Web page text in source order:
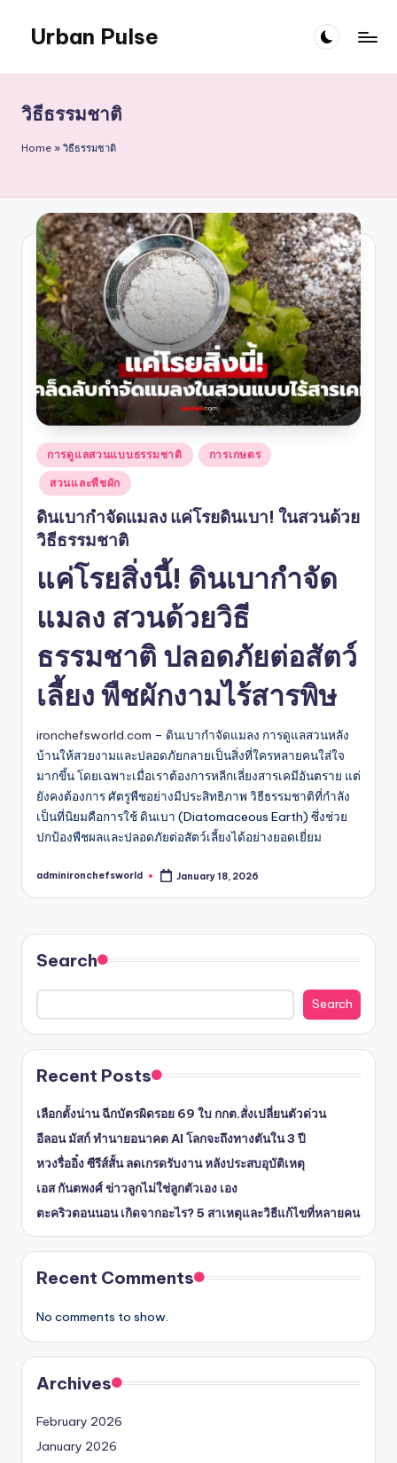
content
Urban Pulse
วิธีธรรมชาติ
Home » วิธีธรรมชาติ
Posted
in
การดูแลสวนแบบธรรมชาติ การเกษตร
สวนและพืชผัก
ดินเบากำจัดแมลง แค่โรยดินเบา! ในสวนด้วย
วิธีธรรมชาติ
แค่โรยสิ่งนี้! ดินเบากำจัด
แมลง สวนด้วยวิธี
ธรรมชาติ ปลอดภัยต่อสัตว์
เลี้ยง พืชผักงามไร้สารพิษ
ironchefsworld.com – ดินเบากำจัดแมลง การดูแลสวนหลัง
บ้านให้สวยงามและปลอดภัยกลายเป็นสิ่งที่ใครหลายคนใส่ใจ
มากขึ้น โดยเฉพาะเมื่อเราต้องการหลีกเลี่ยงสารเคมีอันตราย แต่
ยังคงต้องการ ศัตรูพืชอย่างมีประสิทธิภาพ วิธีธรรมชาติที่กำลัง
เป็นที่นิยมคือการใช้ ดินเบา (Diatomaceous Earth) ซึ่งช่วย
ปกป้องพืชผลและปลอดภัยต่อสัตว์เลี้ยงได้อย่างยอดเยี่ยม
Posted
adminironchefsworld January 18, 2026
Search
Search
Recent Posts
เลือกตั้งน่าน ฉีกบัตรผิดรอย 69 ใบ กกต.สั่งเปลี่ยนตัวด่วน
อีลอน มัสก์ ทำนายอนาคต AI โลกจะถึงทางตันใน 3 ปี
หวงรื่ออิ๋ง ซีรีส์สั้น ลดเกรดรับงาน หลังประสบอุบัติเหตุ
เอส กันตพงศ์ ข่าวลูกไม่ใช่ลูกตัวเอง เอง
ตะคริวตอนนอน เกิดจากอะไร? 5 สาเหตุและวิธีแก้ไขที่หลายคน
Recent Comments
No comments to show.
Archives
February 2026
January 2026